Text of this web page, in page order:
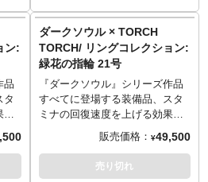
──────────────────
■サイズ: 21号/円周 61.7mm
■マテリアル: シルバー925
■造型: 大畠雅人
──────────────────
※価格改定となりました
（20240918）
TORCH TORCH OFFICIAL
SITE：torchtorch.jp
仕
う
さ
お
かな時間の重みを想起させる仕
上がりです。『DARKSOULS』
の世界から抜け出してきたよう
な再現度ながら、日常にもすん
なり馴染むシックなデザイン
を、ぜひお手元でご堪能くださ
い。
的に荒い仕上げや傷を施してお
ります。
※ハンドメイドで作られている
刻
細
は
色
本体はシルバー925製。竜の彫刻
部分は、歪みや傷に至るまで細
やかに彫りこみ、控えめながら
格式あるたたずまいを完全再
現。ゲーム内のビジュアルでは
確認しづらい、アーム部分の美
しく妖しいうねりもしっかりと
立体化しました。古びた錆茶色
は、何段階もの燻しと着色を組
み合わせる複雑な工程により実
ン:
品
タ
を
デ
ダークソウル × TORCH
TORCH/ リングコレクション:
緑花の指輪 21号
『ダークソウル』シリーズ作品
すべてに登場する装備品、スタ
ミナの回復速度を上げる効果を
持つ「緑花の指輪」。
使用頻度の高さと印象に残るデ
ザインで、多くのプレイヤーか
ら愛されているアイテムです。
販売価格： ¥49,500
売り切れ